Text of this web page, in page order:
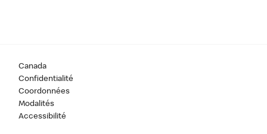
Canada
Confidentialité
Coordonnées
Modalités
Accessibilité